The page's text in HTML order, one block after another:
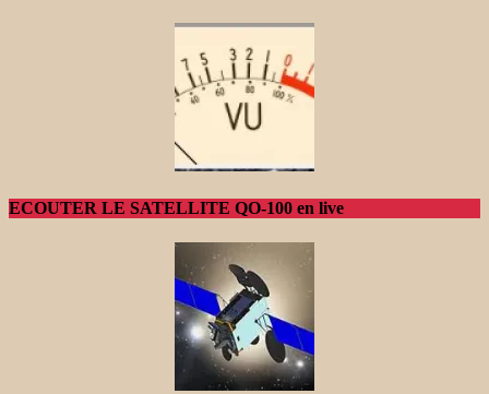
ECOUTER LE SATELLITE QO-100 en live